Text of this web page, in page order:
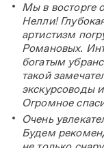
Мы в восторге
Нелли!
артистизм
Романовых.
богатым
такой
экскурсоводы
Огромное
Очень
Будем